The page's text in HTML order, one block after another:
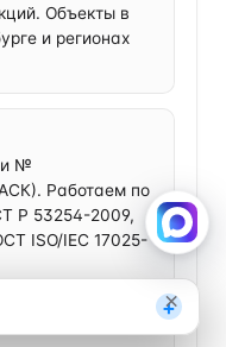
Объекты в
и регионах
№
Работаем по
Р 53254-2009,
ISO/IEC 17025-
×
+
нормативов
Одна кнопка